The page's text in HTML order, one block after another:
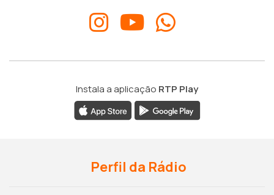
Instala a aplicação RTP Play
Perfil da Rádio